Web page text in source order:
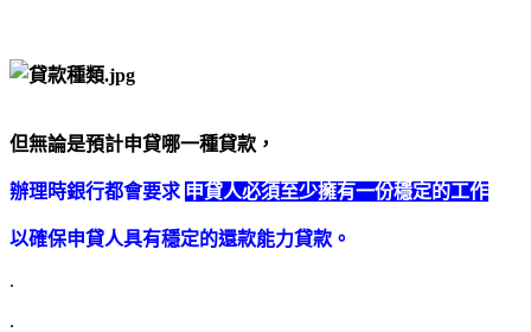
但無論是預計申貸哪一種貸款，
辦理時銀行都會要求 申貸人必須至少擁有一份穩定的工作
以確保申貸人具有穩定的還款能力貸款。
.
.